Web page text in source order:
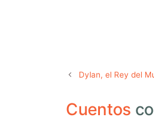
Dylan, el Rey del
Cuentos